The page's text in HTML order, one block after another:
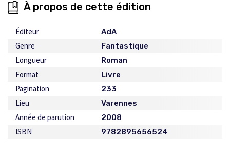
À propos de cette édition
Éditeur AdA
Genre Fantastique
Longueur Roman
Format Livre
Pagination 233
Lieu Varennes
Année de parution 2008
ISBN 9782895656524